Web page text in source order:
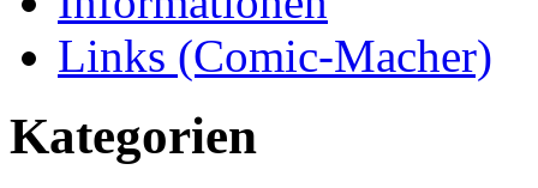
Links (Comic-Macher)
Kategorien